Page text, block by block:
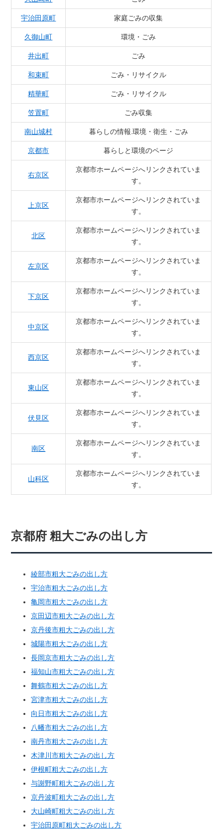
宇治田原町 家庭ごみの収集
久御山町 環境・ごみ
井出町 ごみ
和束町 ごみ・リサイクル
精華町 ごみ・リサイクル
笠置町 ごみ収集
南山城村 暮らしの情報.環境・衛生・ごみ
京都市 暮らしと環境のページ
右京区
京都市ホームページへリンクされていま
す。
上京区
京都市ホームページへリンクされていま
す。
北区
京都市ホームページへリンクされていま
す。
左京区
京都市ホームページへリンクされていま
す。
下京区
京都市ホームページへリンクされていま
す。
中京区
京都市ホームページへリンクされていま
す。
西京区
京都市ホームページへリンクされていま
す。
東山区
京都市ホームページへリンクされていま
す。
伏見区
京都市ホームページへリンクされていま
す。
南区
京都市ホームページへリンクされていま
す。
山科区
京都市ホームページへリンクされていま
す。
京都府 粗大ごみの出し方
綾部市粗大ごみの出し方
宇治市粗大ごみの出し方
亀岡市粗大ごみの出し方
京田辺市粗大ごみの出し方
京丹後市粗大ごみの出し方
城陽市粗大ごみの出し方
長岡京市粗大ごみの出し方
福知山市粗大ごみの出し方
舞鶴市粗大ごみの出し方
宮津市粗大ごみの出し方
向日市粗大ごみの出し方
八幡市粗大ごみの出し方
南丹市粗大ごみの出し方
木津川市粗大ごみの出し方
伊根町粗大ごみの出し方
与謝野町粗大ごみの出し方
京丹波町粗大ごみの出し方
大山崎町粗大ごみの出し方
宇治田原町粗大ごみの出し方